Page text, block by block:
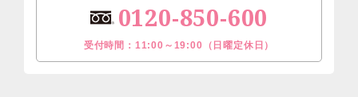
0120-850-600
受付時間：11:00～19:00（日曜定休日）